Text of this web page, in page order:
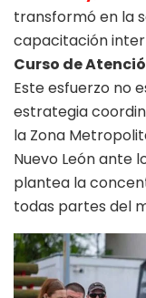
transformó en la
capacitación
Curso de
Este esfuerzo no
estrategia
la Zona
Nuevo León ante
plantea la
todas partes del